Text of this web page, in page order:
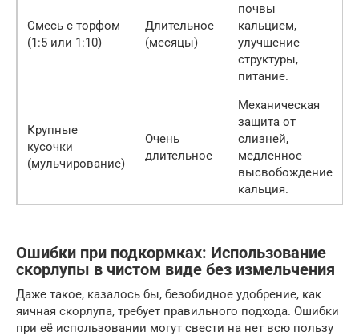
Смесь с торфом
(1:5 или 1:10)
Длительное
(месяцы)
почвы
кальцием,
улучшение
структуры,
питание.
Крупные
кусочки
(мульчирование)
Очень
длительное
Механическая
защита от
слизней,
медленное
высвобождение
кальция.
Ошибки при подкормках: Использование
скорлупы в чистом виде без измельчения
Даже такое, казалось бы, безобидное удобрение, как
яичная скорлупа, требует правильного подхода. Ошибки
при её использовании могут свести на нет всю пользу